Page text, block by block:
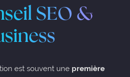
SEO &
est souvent une première